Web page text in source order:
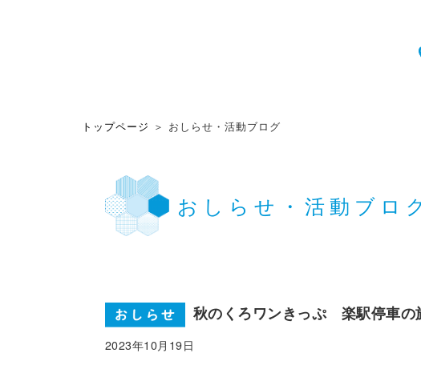
トップページ ＞ おしらせ・活動ブログ
おしらせ・活動ブロ
秋のくろワンきっぷ 楽駅停車
2023年10月19日